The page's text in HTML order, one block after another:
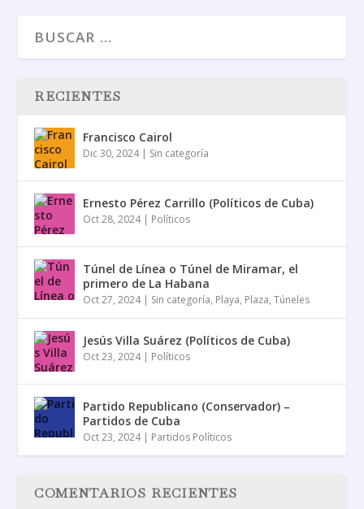
RECIENTES
Francisco Cairol
Dic 30, 2024| Sin categoría
Ernesto Pérez Carrillo (Políticos de Cuba)
Oct 28, 2024| Políticos
Túnel de Línea o Túnel de Miramar, el
primero de La Habana
Oct 27, 2024| Sin categoría, Playa, Plaza,Túneles
Jesús Villa Suárez (Políticos de Cuba)
Oct 23, 2024| Políticos
Partido Republicano (Conservador) –
Partidos de Cuba
Oct 23, 2024| Partidos Políticos
COMENTARIOS RECIENTES